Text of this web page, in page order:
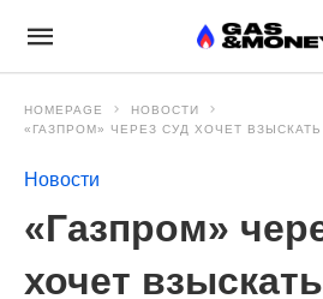
HOMEPAGE
НОВОСТИ
«ГАЗПРОМ» ЧЕРЕЗ СУД ХОЧЕТ ВЗЫСКАТЬ
Новости
«Газпром»
хочет